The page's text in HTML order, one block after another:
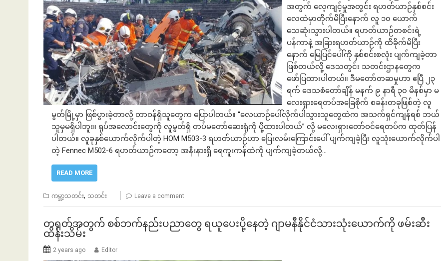
အတွက် လေ့ကျင့်မှုအတွင်း ရဟတ်ယာဉ်နှစ်စင်း
လေထဲမှာတိုက်မိပြီးနောက် လူ ၁၀ ယောက်
သေဆုံးသွားပါတယ်။ ရဟတ်ယာဉ်တစင်းရဲ့
ပန်ကာနဲ့ အခြားရဟတ်ယာဉ်ကို ထိခိုက်မိပြီး
နောက် မြေပြင်ပေါ်ကို နှစ်စင်းစလုံး ပျက်ကျခဲ့တာ
ဖြစ်တယ်လို့ ဒေသတွင်း သတင်းဌာနတွေက
ဖော်ပြထားပါတယ်။ ဒီမတော်တဆမှုဟာ ဧပြီ ၂၃
ရက် ဒေသစံတော်ချိန် မနက် ၉ နာရီ ၃၀ မိနစ်မှာ မ
လေးရှားရေတပ်အခြေစိုက် စခန်းတခုဖြစ်တဲ့ လူ
မွတ်မြို့မှာ ဖြစ်ပွားခဲ့တာလို့ တာဝန်ရှိသူတွေက ပြောပါတယ်။ “လေယာဉ်ပေါ်လိုက်ပါသွားသူတွေထဲက အသက်ရှင်ကျန်ရစ် ဘယ်
သူမှမရှိပါဘူး။ ရုပ်အလောင်းတွေကို လူမွတ်ရှိ တပ်မတော်ဆေးရုံကို ပို့ထားပါတယ်” လို့ မလေးရှားတော်ဝင်ရေတပ်က ထုတ်ပြန်
ပါတယ်။ လူခုနှစ်ယောက်လိုက်ပါတဲ့ HOM M503-3 ရဟတ်ယာဉ်ဟာ ပြေးလမ်းကြောင်းပေါ် ပျက်ကျခဲ့ပြီး လူသုံးယောက်လိုက်ပါ
တဲ့ Fennec M502-6 ရဟတ်ယာဉ်ကတော့ အနီးနားရှိ ရေကူးကန်ထဲကို ပျက်ကျခဲ့တယ်လို့…
READ MORE
ကမ္ဘာ့သတင်း, သတင်း Leave a comment
တရုတ်အတွက် စစ်ဘက်နည်းပညာတွေ ရယူပေးပို့နေတဲ့ ဂျာမနီနိုင်ငံသားသုံးယောက်ကို ဖမ်းဆီး
ထိန်းသိမ်း
2 years ago Editor